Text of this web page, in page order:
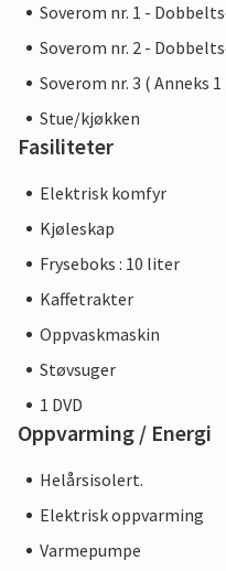
Soverom nr. 1 -
Soverom nr. 2 -
Soverom nr. 3 ( Anneks
Stue/kjøkken
Fasiliteter
Elektrisk komfyr
Kjøleskap
Fryseboks : 10 liter
Kaffetrakter
Oppvaskmaskin
Støvsuger
1 DVD
Oppvarming / Energi
Helårsisolert.
Elektrisk oppvarming
Varmepumpe